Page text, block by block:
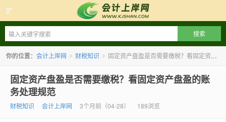
会计上岸网
你的位置： 会计上岸网 > 财税知识 > 固定资产盘盈是否需要缴税？看固定资产盘盈的账务处理规范
固定资产盘盈是否需要缴税？看固定资产盘盈的账
务处理规范
财税知识 会计上岸网 3个月前（04-28） 189浏览